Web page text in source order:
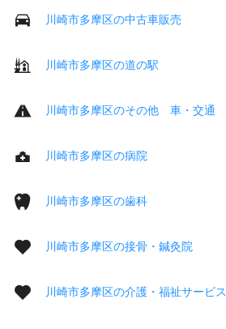
川崎市多摩区の中古車販売
川崎市多摩区の道の駅
川崎市多摩区のその他 車・交通
川崎市多摩区の病院
川崎市多摩区の歯科
川崎市多摩区の接骨・鍼灸院
川崎市多摩区の介護・福祉サービス